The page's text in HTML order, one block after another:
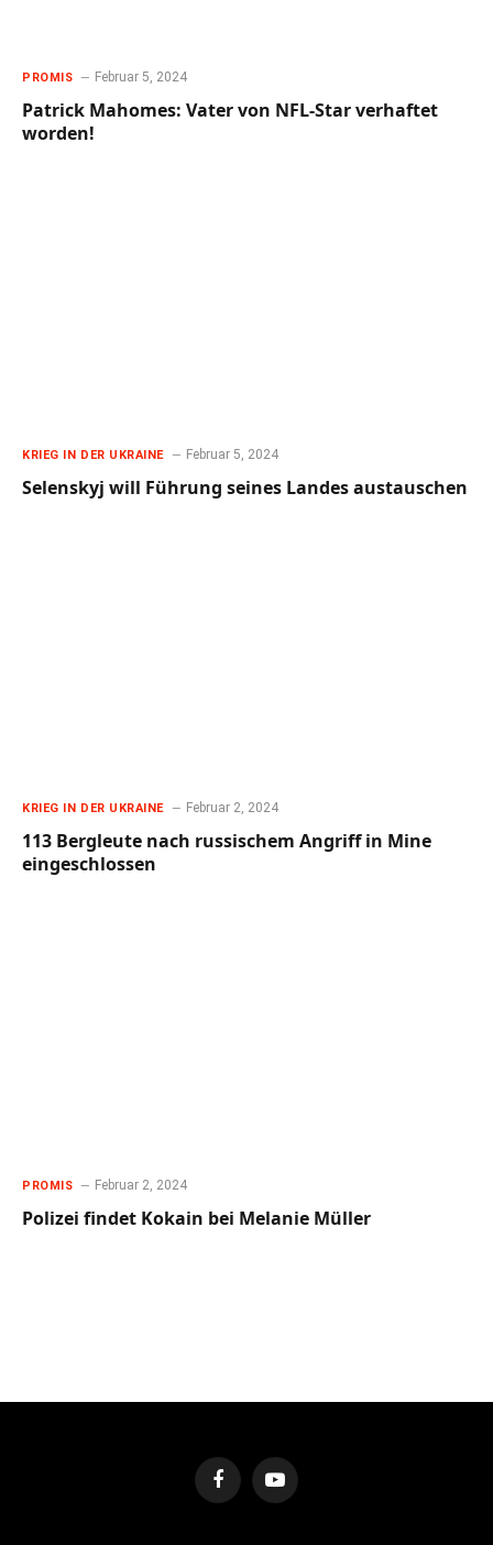
PROMIS Februar 5, 2024
Patrick Mahomes: Vater von NFL-Star verhaftet
worden!
KRIEG IN DER UKRAINE Februar 5, 2024
Selenskyj will Führung seines Landes austauschen
KRIEG IN DER UKRAINE Februar 2, 2024
113 Bergleute nach russischem Angriff in Mine
eingeschlossen
PROMIS Februar 2, 2024
Polizei findet Kokain bei Melanie Müller
FacebookYouTube